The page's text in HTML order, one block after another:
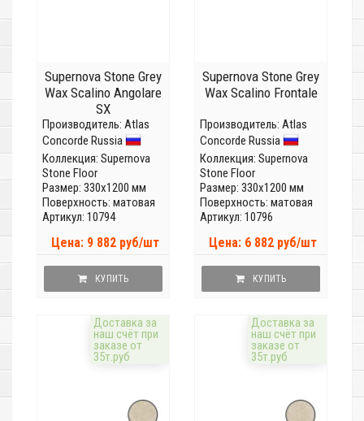
Supernova Stone Grey
Wax Scalino Angolare
SX
Производитель: Atlas
Concorde Russia
Коллекция: Supernova
Stone Floor
Размер: 330x1200 мм
Поверхность: матовая
Артикул: 10794
Цена: 9 882 руб/шт
КУПИТЬ
Supernova Stone Grey
Wax Scalino Frontale
Производитель: Atlas
Concorde Russia
Коллекция: Supernova
Stone Floor
Размер: 330x1200 мм
Поверхность: матовая
Артикул: 10796
Цена: 6 882 руб/шт
КУПИТЬ
Доставка за
наш счёт при
заказе от
35т.руб
Доставка за
наш счёт при
заказе от
35т.руб